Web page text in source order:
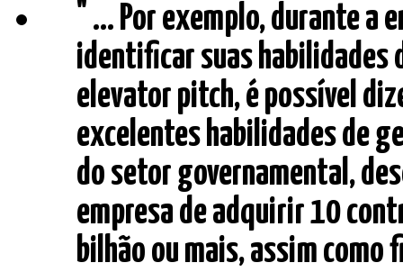
" ... Por exemplo, durante a
identificar suas habilidades
elevator pitch, é possível
excelentes habilidades de
do setor governamental,
empresa de adquirir 10
bilhão ou mais, assim como